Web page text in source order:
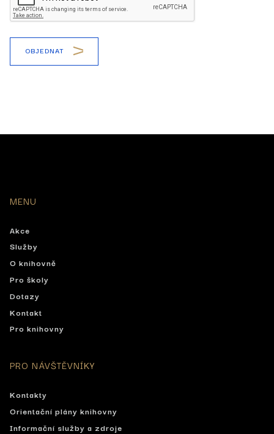
OBJEDNAT
MENU
Akce
Služby
O knihovně
Pro školy
Dotazy
Kontakt
Pro knihovny
PRO NÁVŠTĚVNÍKY
Kontakty
Orientační plány knihovny
Informační služby a zdroje